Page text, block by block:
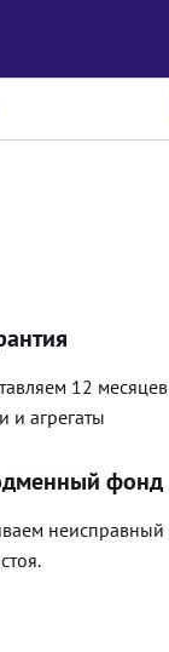
12 месяцев
и агрегаты
фонд
неисправный